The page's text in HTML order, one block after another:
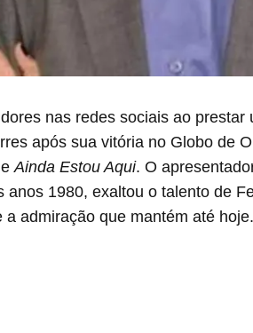
nas redes sociais ao prestar
após sua vitória no Globo de
Ainda Estou Aqui. O
anos 1980, exaltou o talento de
admiração que mantém até hoje.